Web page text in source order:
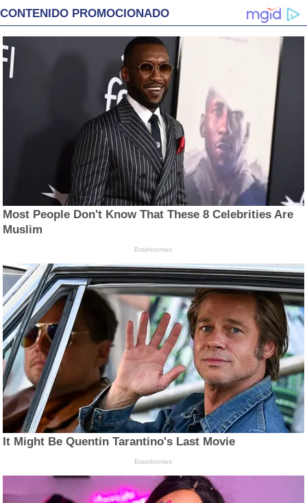
CONTENIDO PROMOCIONADO
Most People Don't Know That These 8 Celebrities Are
Muslim
Brainberries
It Might Be Quentin Tarantino's Last Movie
Brainberries